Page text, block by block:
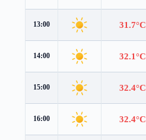
13:00 31.7°C
14:00 32.1°C
15:00 32.4°C
16:00 32.4°C